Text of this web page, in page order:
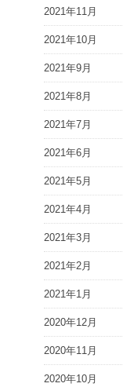
2021年11月
2021年10月
2021年9月
2021年8月
2021年7月
2021年6月
2021年5月
2021年4月
2021年3月
2021年2月
2021年1月
2020年12月
2020年11月
2020年10月